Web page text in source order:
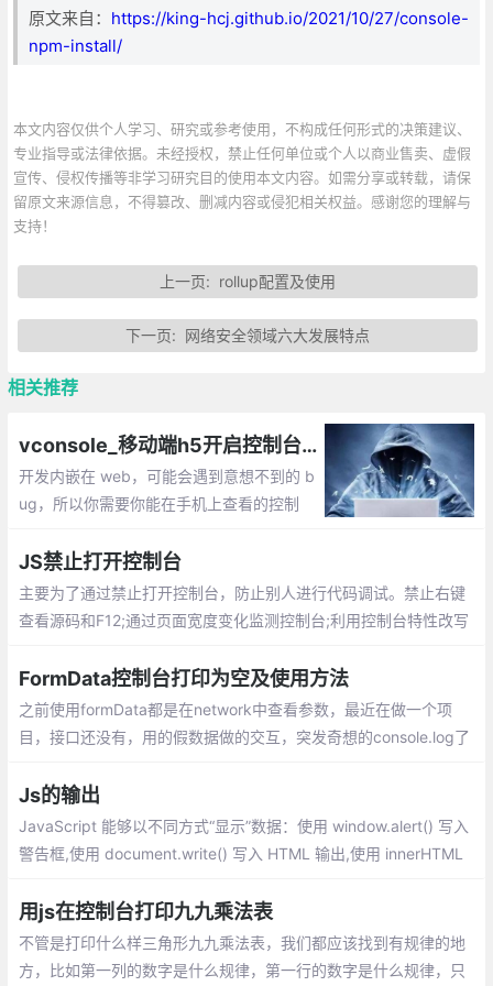
原文来自： https://king-hcj.github.io/2021/10/27/console-
npm-install/
本文内容仅供个人学习、研究或参考使用，不构成任何形式的决策建议、
专业指导或法律依据。未经授权，禁止任何单位或个人以商业售卖、虚假
宣传、侵权传播等非学习研究目的使用本文内容。如需分享或转载，请保
留原文来源信息，不得篡改、删减内容或侵犯相关权益。感谢您的理解与
支持！
上一页: rollup配置及使用
下一页: 网络安全领域六大发展特点
相关推荐
vconsole_移动端h5开启控制台的实现
开发内嵌在 web，可能会遇到意想不到的 b
ug，所以你需要你能在手机上查看的控制
只能使用移动版的chrome查看数据，兼容不
好，所以最近使用了vConsole 进行调试。
JS禁止打开控制台
主要为了通过禁止打开控制台，防止别人进行代码调试。禁止右键
查看源码和F12;通过页面宽度变化监测控制台;利用控制台特性改写
FormData控制台打印为空及使用方法
之前使用formData都是在network中查看参数，最近在做一个项
目，接口还没有，用的假数据做的交互，突发奇想的console.log了
Js的输出
JavaScript 能够以不同方式“显示”数据：使用 window.alert() 写入
警告框,使用 document.write() 写入 HTML 输出,使用 innerHTML
用js在控制台打印九九乘法表
不管是打印什么样三角形九九乘法表，我们都应该找到有规律的地
方，比如第一列的数字是什么规律，第一行的数字是什么规律，只